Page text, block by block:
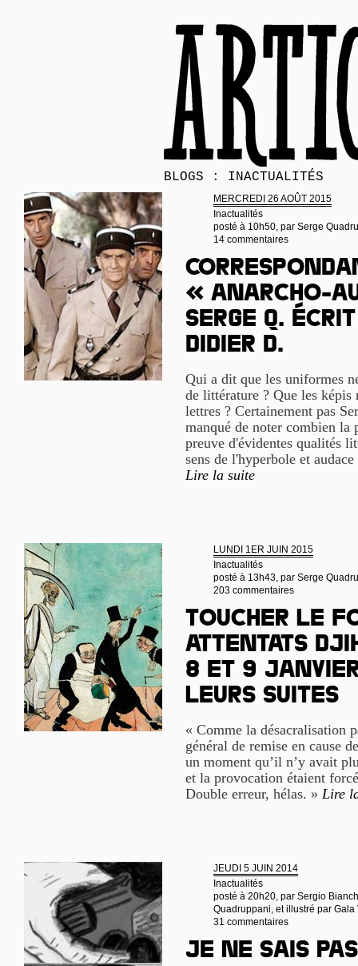
BLOGS : INACTUALITÉS
MERCREDI 26 AOÛT 2015
Inactualités
posté à 10h50, par Serge
14 commentaires
« anarcho-
Serge Q.
Didier D.
Qui a dit que les uniformes
de littérature ? Que les
lettres ? Certainement pas
manqué de noter combien la
preuve d'évidentes qualités
sens de l'hyperbole et
Lire la suite
LUNDI 1ER JUIN 2015
Inactualités
posté à 13h43, par Serge
203 commentaires
Toucher le
attentats
8 et 9
leurs suites
« Comme la désacralisation
général de remise en cause
un moment qu’il n’y avait
et la provocation étaient
Double erreur, hélas. » Lire
JEUDI 5 JUIN 2014
Inactualités
posté à 20h20, par Sergio
Quadruppani, et illustré par Gala
31 commentaires
Je ne sais pas